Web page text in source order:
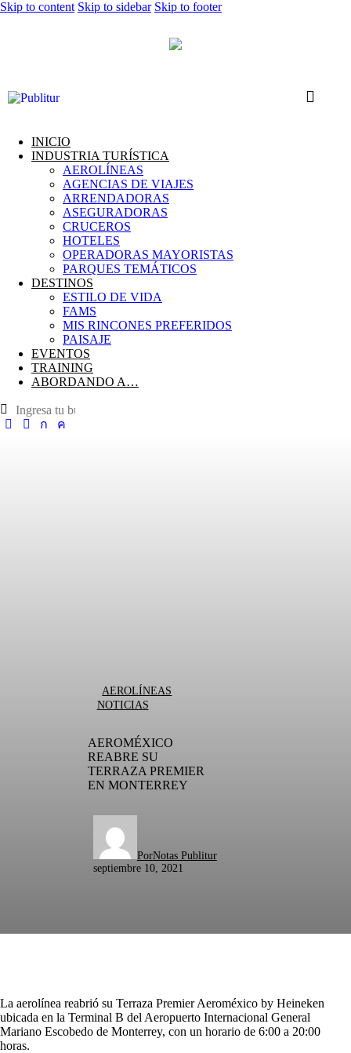
Skip to content Skip to sidebar Skip to footer
INICIO
INDUSTRIA TURÍSTICA
AEROLÍNEAS
AGENCIAS DE VIAJES
ARRENDADORAS
ASEGURADORAS
CRUCEROS
HOTELES
OPERADORAS MAYORISTAS
PARQUES TEMÁTICOS
DESTINOS
ESTILO DE VIDA
FAMS
MIS RINCONES PREFERIDOS
PAISAJE
EVENTOS
TRAINING
ABORDANDO A…
AEROLÍNEAS
NOTICIAS
AEROMÉXICO
REABRE SU
TERRAZA PREMIER
EN MONTERREY
PorNotas Publitur
septiembre 10, 2021
La aerolínea reabrió su Terraza Premier Aeroméxico by Heineken
ubicada en la Terminal B del Aeropuerto Internacional General
Mariano Escobedo de Monterrey, con un horario de 6:00 a 20:00
horas.